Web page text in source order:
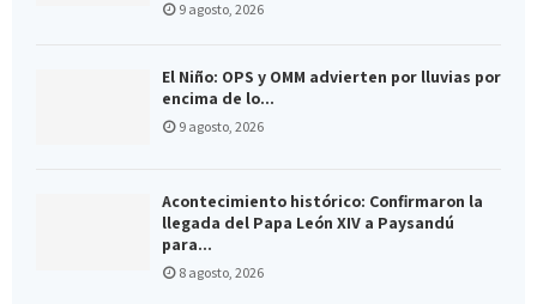
9 agosto, 2026
El Niño: OPS y OMM advierten por lluvias por
encima de lo...
9 agosto, 2026
Acontecimiento histórico: Confirmaron la
llegada del Papa León XIV a Paysandú
para...
8 agosto, 2026